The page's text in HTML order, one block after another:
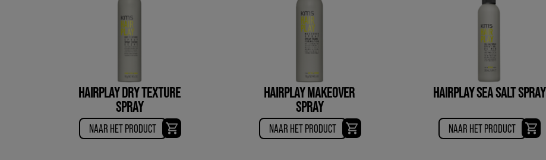
HAIRPLAY DRY TEXTURE
SPRAY
NAAR HET PRODUCT
HAIRPLAY MAKEOVER
SPRAY
NAAR HET PRODUCT
HAIRPLAY SEA SALT SPRAY
NAAR HET PRODUCT